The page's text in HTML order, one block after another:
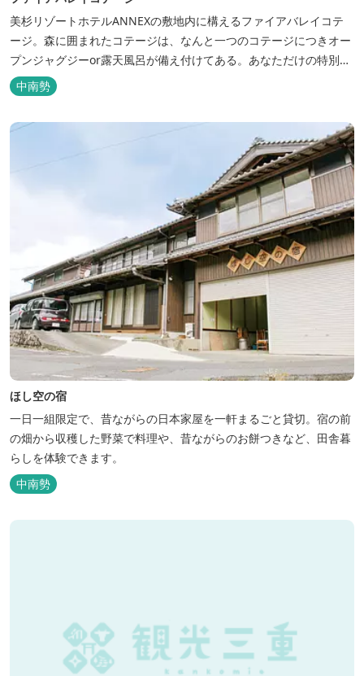
美杉リゾートホテルANNEXの敷地内に構えるファイアバレイコテ
ージ。森に囲まれたコテージは、なんと一つのコテージにつきオー
プンジャグジーor露天風呂が備え付けてある。あなただけの特別な
時間をお過ごしください。
中南勢
ほし空の宿
一日一組限定で、昔ながらの日本家屋を一軒まるごと貸切。宿の前
の畑から収穫した野菜で料理や、昔ながらのお餅つきなど、田舎暮
らしを体験できます。
中南勢